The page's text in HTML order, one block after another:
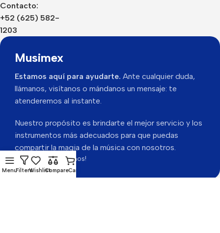
Contacto:
+52 (625) 582-
1203
Musimex
Estamos aquí para ayudarte. Ante cualquier duda,
llámanos, visítanos o mándanos un mensaje: te
atenderemos al instante.
Nuestro propósito es brindarte el mejor servicio y los
instrumentos más adecuados para que puedas
compartir la magia de la música con nosotros.
Gracias por visitarnos!
MenuFiltersWishlistCompareCart